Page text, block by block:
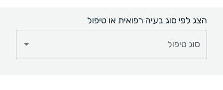
הצג לפי סוג בעיה רפואית או טיפול
סוג טיפול